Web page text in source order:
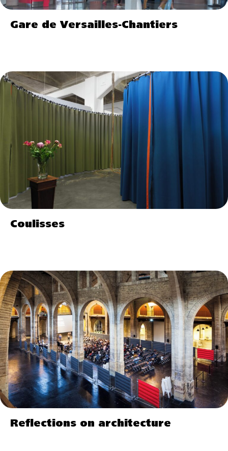
Gare de Versailles-Chantiers
Coulisses
Reflections on architecture